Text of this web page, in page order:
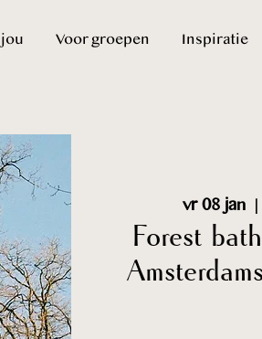
Voor groepen Inspiratie
vr 08 jan
  |
Forest